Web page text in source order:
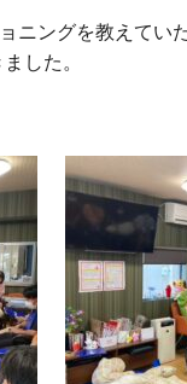
ニングを教えてい
した。